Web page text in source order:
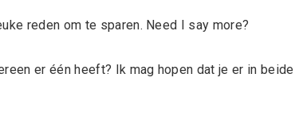
reden om te sparen. Need I say more?
er één heeft? Ik mag hopen dat je er in beide